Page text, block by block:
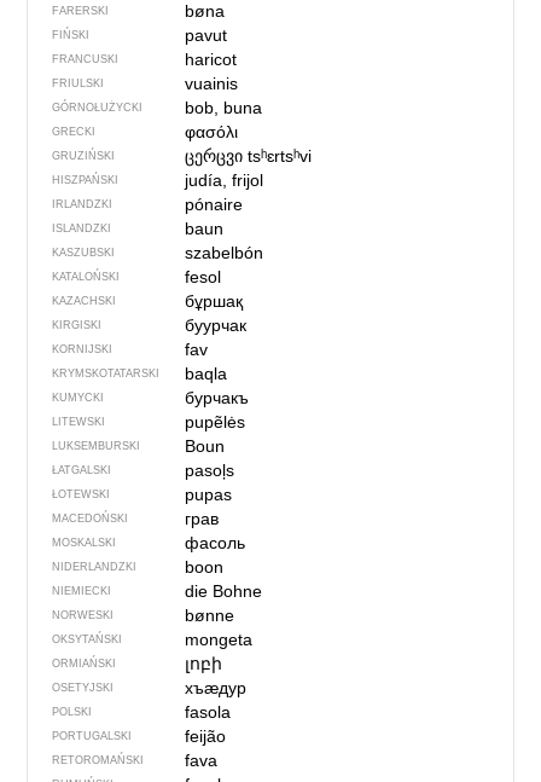
FARERSKI bøna
FIŃSKI pavut
FRANCUSKI haricot
FRIULSKI vuainis
GÓRNOŁUŻYCKI bob, buna
GRECKI φασόλι
GRUZIŃSKI ცერცვიtsʰɛrtsʰvi
HISZPAŃSKI judía, frijol
IRLANDZKI pónaire
ISLANDZKI baun
KASZUBSKI szabelbón
KATALOŃSKI fesol
KAZACHSKI бұршақ
KIRGISKI буурчак
KORNIJSKI fav
KRYMSKOTATARSKI baqla
KUMYCKI бурчакъ
LITEWSKI pupẽlės
LUKSEMBURSKI Boun
ŁATGALSKI pasoļs
ŁOTEWSKI pupas
MACEDOŃSKI грав
MOSKALSKI фасоль
NIDERLANDZKI boon
NIEMIECKI die Bohne
NORWESKI bønne
OKSYTAŃSKI mongeta
ORMIAŃSKI լոբի
OSETYJSKI хъӕдур
POLSKI fasola
PORTUGALSKI feijão
RETOROMAŃSKI fava